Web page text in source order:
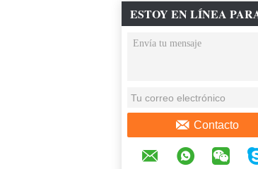
ESTOY EN LÍNEA
CHATEAR AHORA
Contacto